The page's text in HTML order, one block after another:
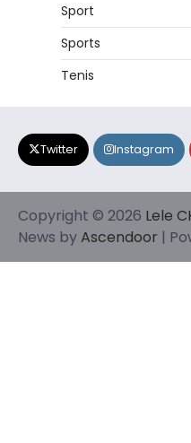
Sport
Sports
Tenis
Twitter Instagram
Copyright © 2026 Lele
News byAscendoor |